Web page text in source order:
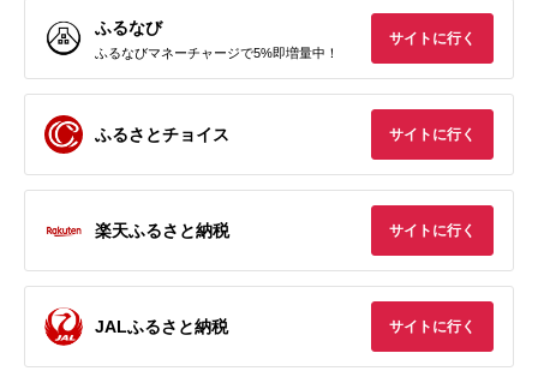
ふるなび
ふるなびマネーチャージで5%即増量中！
サイトに行く
ふるさとチョイス サイトに行く
楽天ふるさと納税 サイトに行く
JALふるさと納税 サイトに行く